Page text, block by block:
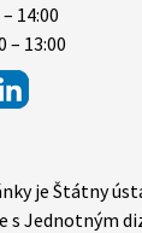
14:00
– 13:00
je Štátny
s Jednotným